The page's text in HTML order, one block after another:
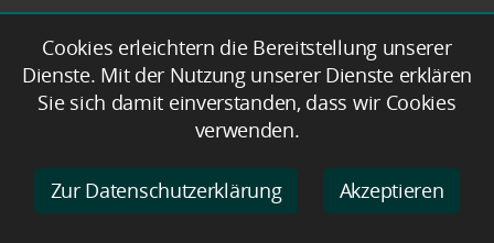
Cookies erleichtern die Bereitstellung unserer
Dienste. Mit der Nutzung unserer Dienste erklären
Sie sich damit einverstanden, dass wir Cookies
verwenden.
Zur Datenschutzerklärung Akzeptieren